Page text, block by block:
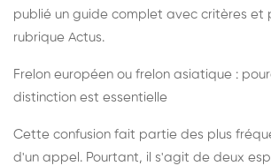
publié un guide complet avec critères et
rubrique Actus.
Frelon européen ou frelon asiatique :
distinction est essentielle
Cette confusion fait partie des plus
d'un appel. Pourtant, il s'agit de deux